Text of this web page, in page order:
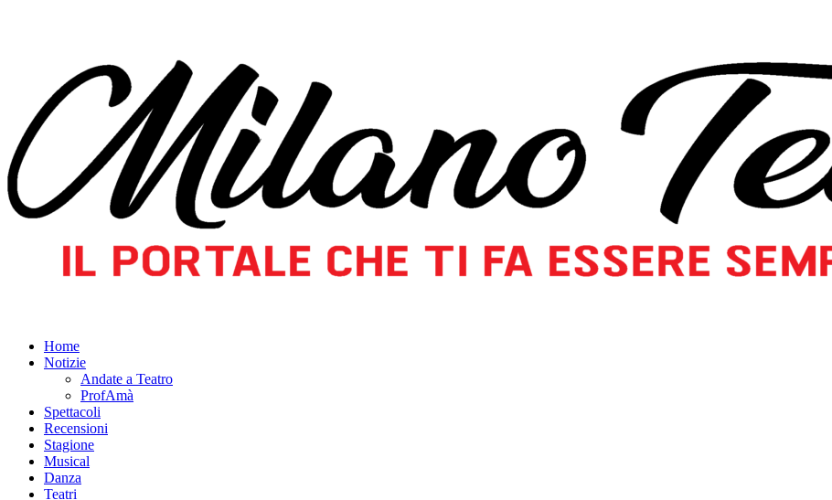
Home
Notizie
Andate a Teatro
ProfAmà
Spettacoli
Recensioni
Stagione
Musical
Danza
Teatri